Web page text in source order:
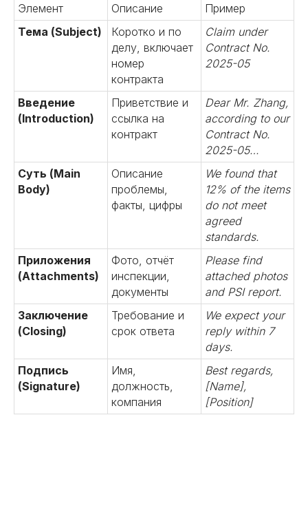
Элемент Описание
Пример
Тема (Subject)
Коротко и по
делу, включает
номер
контракта
Claim under
Contract No.
2025-05
Введение
(Introduction)
Приветствие и
ссылка на
контракт
Dear Mr. Zhang,
according to our
Contract No.
2025-05…
Суть (Main
Body)
Описание
проблемы,
факты, цифры
We found that
12% of the items
do not meet
agreed
standards.
Приложения
(Attachments)
Фото, отчёт
инспекции,
документы
Please find
attached photos
and PSI report.
Заключение
(Closing)
Требование и
срок ответа
We expect your
reply within 7
days.
Подпись
(Signature)
Имя,
должность,
компания
Best regards,
[Name],
[Position]